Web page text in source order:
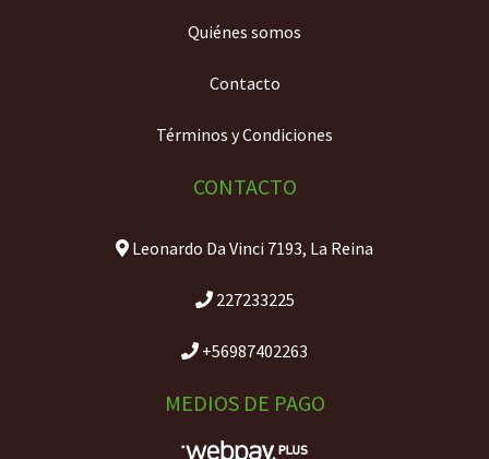
Quiénes somos
Contacto
Términos y Condiciones
CONTACTO
Leonardo Da Vinci 7193, La Reina
227233225
+56987402263
MEDIOS DE PAGO